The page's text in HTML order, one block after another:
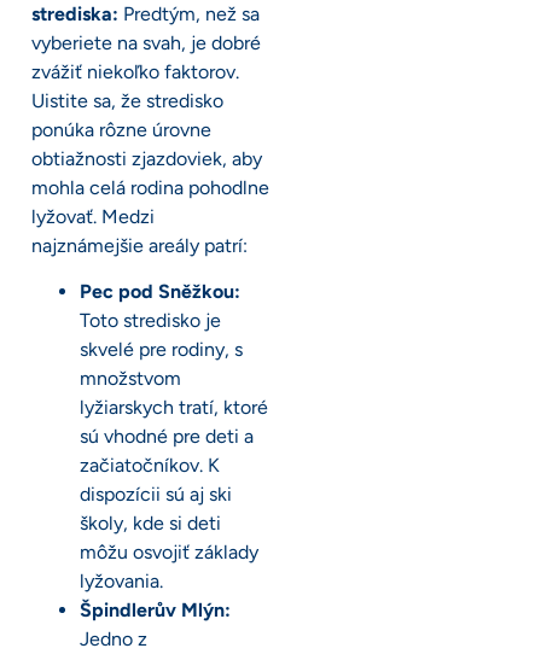
strediska: Predtým, než sa
vyberiete na svah, je dobré
zvážiť niekoľko faktorov.
Uistite sa, že stredisko
ponúka rôzne úrovne
obtiažnosti zjazdoviek, aby
mohla celá rodina pohodlne
lyžovať. Medzi
najznámejšie areály patrí:
Pec pod Sněžkou:
Toto stredisko je
skvelé pre rodiny, s
množstvom
lyžiarskych tratí, ktoré
sú vhodné pre deti a
začiatočníkov. K
dispozícii sú aj ski
školy, kde si deti
môžu osvojiť základy
lyžovania.
Špindlerův Mlýn:
Jedno z